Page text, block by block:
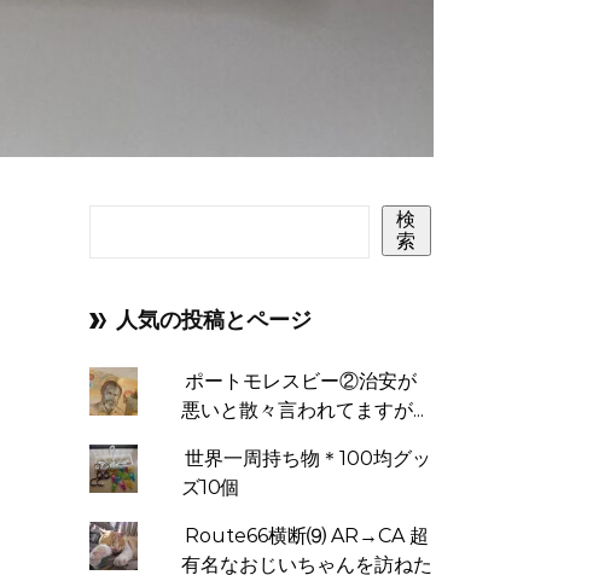
検
索
人気の投稿とページ
ポートモレスビー②治安が
悪いと散々言われてますが...
世界一周持ち物＊100均グッ
ズ10個
Route66横断⑼ AR→CA 超
有名なおじいちゃんを訪ねた